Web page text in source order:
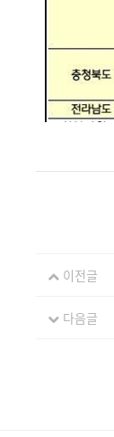
이전글
다음글